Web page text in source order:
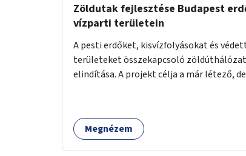
Zöldutak fejlesztése Budapest
vízparti területein
A pesti erdőket, kisvízfolyásokat és
területeket összekapcsoló zöldúthálózat
elindítása. A projekt célja a már létező, de
különösen a közúti átvezetések, csúszós
szakaszok és szűkületek javításával,
Megnézem